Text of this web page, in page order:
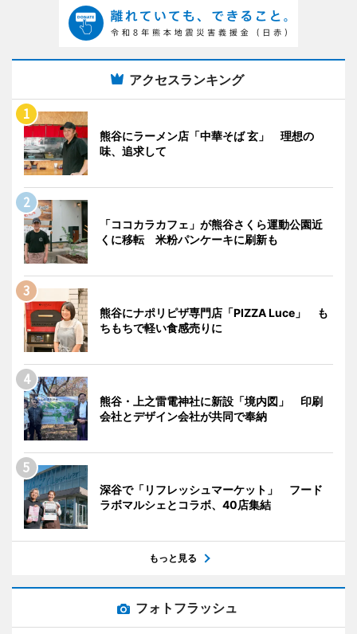
アクセスランキング
熊谷にラーメン店「中華そば 玄」 理想の
味、追求して
「ココカラカフェ」が熊谷さくら運動公園近
くに移転 米粉パンケーキに刷新も
熊谷にナポリピザ専門店「PIZZA Luce」 も
ちもちで軽い食感売りに
熊谷・上之雷電神社に新設「境内図」 印刷
会社とデザイン会社が共同で奉納
深谷で「リフレッシュマーケット」 フード
ラボマルシェとコラボ、40店集結
もっと見る
フォトフラッシュ